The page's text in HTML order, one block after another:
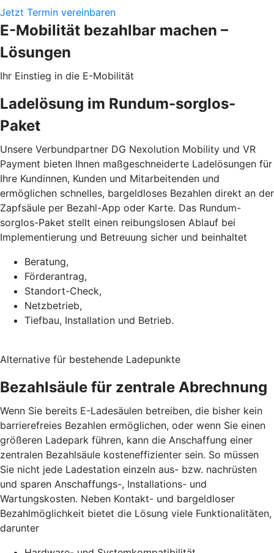
Jetzt Termin vereinbaren
E-Mobilität bezahlbar machen –
Lösungen
Ihr Einstieg in die E-Mobilität
Ladelösung im Rundum-sorglos-
Paket
Unsere Verbundpartner DG Nexolution Mobility und VR
Payment bieten Ihnen maßgeschneiderte Ladelösungen für
Ihre Kundinnen, Kunden und Mitarbeitenden und
ermöglichen schnelles, bargeldloses Bezahlen direkt an der
Zapfsäule per Bezahl-App oder Karte. Das Rundum-
sorglos-Paket stellt einen reibungslosen Ablauf bei
Implementierung und Betreuung sicher und beinhaltet
Beratung,
Förderantrag,
Standort-Check,
Netzbetrieb,
Tiefbau, Installation und Betrieb.
Alternative für bestehende Ladepunkte
Bezahlsäule für zentrale Abrechnung
Wenn Sie bereits E-Ladesäulen betreiben, die bisher kein
barrierefreies Bezahlen ermöglichen, oder wenn Sie einen
größeren Ladepark führen, kann die Anschaffung einer
zentralen Bezahlsäule kosteneffizienter sein. So müssen
Sie nicht jede Ladestation einzeln aus- bzw. nachrüsten
und sparen Anschaffungs-, Installations- und
Wartungskosten. Neben Kontakt- und bargeldloser
Bezahlmöglichkeit bietet die Lösung viele Funktionalitäten,
darunter